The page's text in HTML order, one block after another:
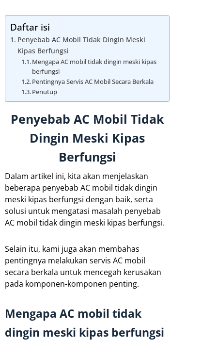
Daftar isi
Penyebab AC Mobil Tidak Dingin Meski
Kipas Berfungsi
Mengapa AC mobil tidak dingin meski kipas
berfungsi
Pentingnya Servis AC Mobil Secara Berkala
Penutup
Penyebab AC Mobil Tidak
Dingin Meski Kipas
Berfungsi
Dalam artikel ini, kita akan menjelaskan
beberapa penyebab AC mobil tidak dingin
meski kipas berfungsi dengan baik, serta
solusi untuk mengatasi masalah penyebab
AC mobil tidak dingin meski kipas berfungsi.
Selain itu, kami juga akan membahas
pentingnya melakukan servis AC mobil
secara berkala untuk mencegah kerusakan
pada komponen-komponen penting.
Mengapa AC mobil tidak
dingin meski kipas berfungsi